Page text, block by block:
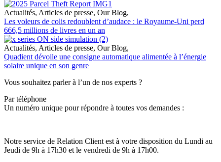
Actualités, Articles de presse, Our Blog,
Les voleurs de colis redoublent d’audace : le Royaume-Uni perd
666,5 millions de livres en un an
Actualités, Articles de presse, Our Blog,
Quadient dévoile une consigne automatique alimentée à l’énergie
solaire unique en son genre
Vous souhaitez parler à l’un de nos experts ?
Par téléphone
Un numéro unique pour répondre à toutes vos demandes :
Notre service de Relation Client est à votre disposition du Lundi au
Jeudi de 9h à 17h30 et le vendredi de 9h à 17h00.